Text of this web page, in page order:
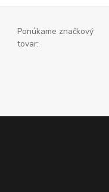
Ponúkame značkový
tovar: